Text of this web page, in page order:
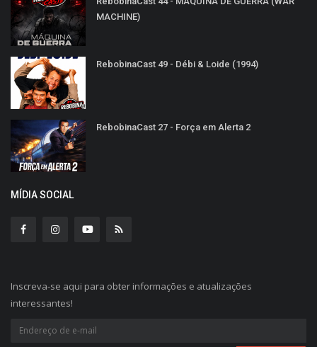
MACHINE)
RebobinaCast 49 - Débi & Loide (1994)
RebobinaCast 27 - Força em Alerta 2
MÍDIA SOCIAL
Inscreva-se aqui para obter informações e atualizações
interessantes!